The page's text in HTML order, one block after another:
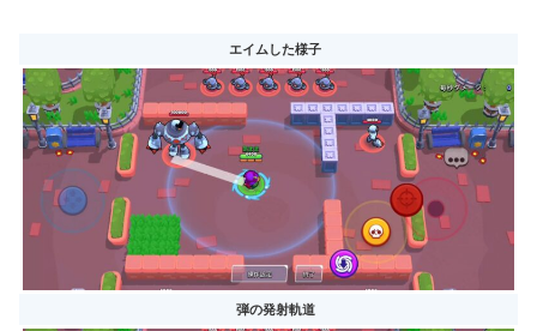
エイムした様子
弾の発射軌道